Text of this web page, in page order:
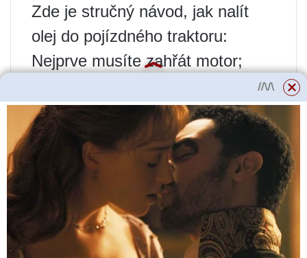
Zde je stručný návod, jak nalít
olej do pojízdného traktoru:
Nejprve musíte zahřát motor;
stará kompozice je vypuštěna, k
tomu se používají vhodné
nádoby;
po dokončení otřete prvky
motorového kultivátoru suchým a
čistým hadříkem;
naplňte mazivo na požadovanou